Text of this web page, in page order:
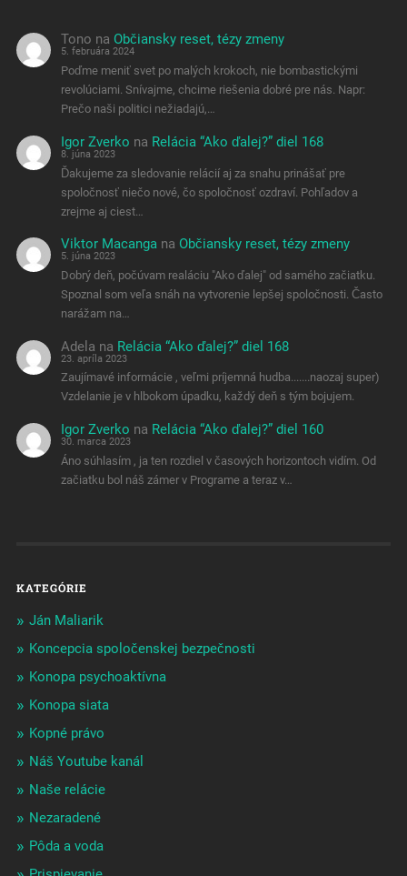
Tono na Občiansky reset, tézy zmeny
5. februára 2024
Poďme meniť svet po malých krokoch, nie bombastickými
revolúciami. Snívajme, chcime riešenia dobré pre nás. Napr:
Prečo naši politici nežiadajú,…
Igor Zverko na Relácia “Ako ďalej?” diel 168
8. júna 2023
Ďakujeme za sledovanie relácií aj za snahu prinášať pre
spoločnosť niečo nové, čo spoločnosť ozdraví. Pohľadov a
zrejme aj ciest…
Viktor Macanga na Občiansky reset, tézy zmeny
5. júna 2023
Dobrý deň, počúvam realáciu "Ako ďalej" od samého začiatku.
Spoznal som veľa snáh na vytvorenie lepšej spoločnosti. Často
narážam na…
Adela na Relácia “Ako ďalej?” diel 168
23. apríla 2023
Zaujímavé informácie , veľmi príjemná hudba.......naozaj super)
Vzdelanie je v hlbokom úpadku, každý deň s tým bojujem.
Igor Zverko na Relácia “Ako ďalej?” diel 160
30. marca 2023
Áno súhlasím , ja ten rozdiel v časových horizontoch vidím. Od
začiatku bol náš zámer v Programe a teraz v…
KATEGÓRIE
Ján Maliarik
Koncepcia spoločenskej bezpečnosti
Konopa psychoaktívna
Konopa siata
Kopné právo
Náš Youtube kanál
Naše relácie
Nezaradené
Pôda a voda